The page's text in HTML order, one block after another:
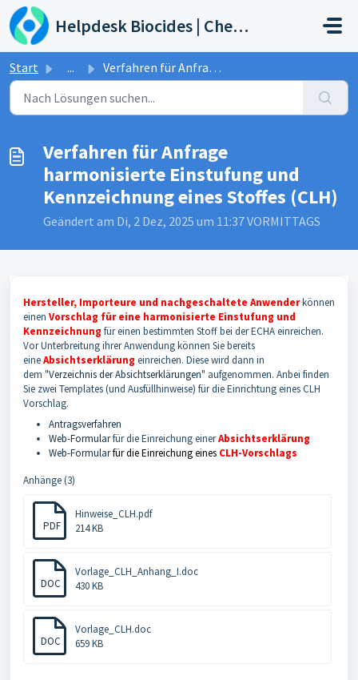
Zum hauptsächlichen Inhalt gehen
Helpdesk Biocides | Chemicals | Products
Start ... Verfahren für Anfrage harmonisierte Einstufung und Kennze...
Verfahren für Anfrage
harmonisierte Einstufung und
Kennzeichnung eines Stoffes (CLH)
Geändert am Di, 2 Dez, 2025 um 11:37 VORMITTAGS
Hersteller, Importeure und nachgeschaltete Anwenderkönnen
einen Vorschlag für eine harmonisierte Einstufung und
Kennzeichnung für einen bestimmten Stoff bei der ECHA einreichen.
Vor Unterbreitung ihrer Anwendung können Sie bereits
eineAbsichtserklärung einreichen. Diese wird dann in
dem "Verzeichnis der Absichtserklärungen" aufgenommen. Anbei finden
Sie zwei Templates (und Ausfüllhinweise) für die Einrichtung eines CLH
Vorschlag.
Antragsverfahren
Web-Formularfür die Einreichung einerAbsichtserklärung
Web-Formularfür die Einreichung eines CLH-Vorschlags
Anhänge (3)
PDF
Hinweise_CLH.pdf
214 KB
DOC
Vorlage_CLH_Anhang_I.doc
430 KB
DOC
Vorlage_CLH.doc
659 KB